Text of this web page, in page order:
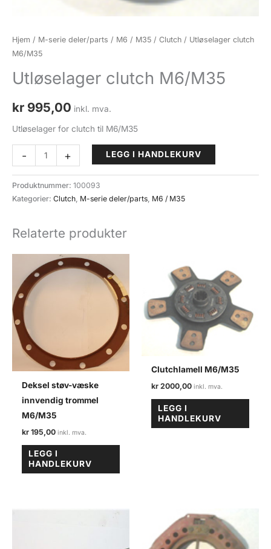
Hjem / M-serie deler/parts / M6 / M35 / Clutch / Utløselager clutch
M6/M35
Utløselager clutch M6/M35
kr 995,00 inkl. mva.
Utløselager for clutch til M6/M35
-
Utløselager
clutch
M6/M35
antall
+ LEGG I HANDLEKURV
Produktnummer: 100093
Kategorier: Clutch, M-serie deler/parts, M6 / M35
Relaterte produkter
Deksel støv-væske
innvendig trommel
M6/M35
kr 195,00
LEGG I
HANDLEKURV
Clutchlamell M6/M35
kr 2000,00
LEGG I
HANDLEKURV